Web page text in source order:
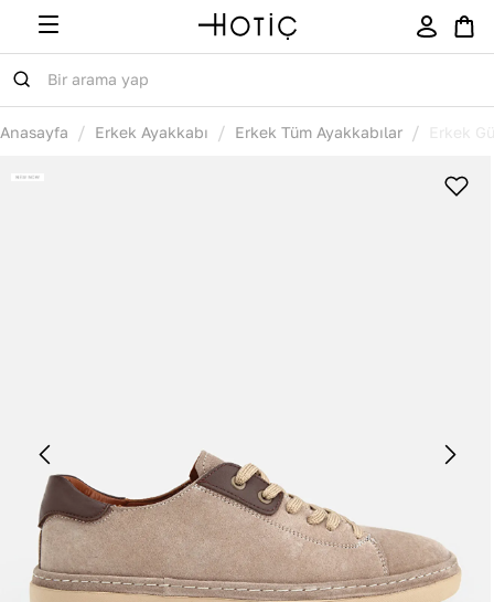
Anasayfa / Erkek Ayakkabı / Erkek Tüm Ayakkabılar / Erkek